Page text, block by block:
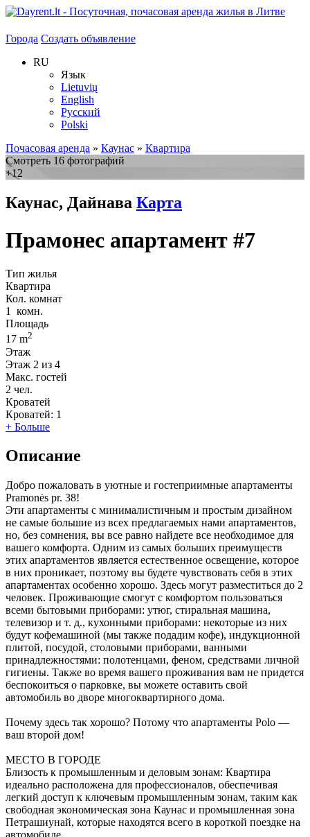
Города Создать объявление
RU
Язык
Lietuvių
English
Русский
Polski
Почасовая аренда » Каунас » Квартира
Смотреть 16 фотографий
+12
Каунас, Дайнава Карта
Прамонес апартамент #7
Тип жилья
Квартира
Кол. комнат
1
комн.
Площадь
17 m2
Этаж
Этаж 2 из 4
Макс. гостей
2 чел.
Кроватей
Кроватей: 1
+ Больше
Описание
Добро пожаловать в уютные и гостеприимные апартаменты
Pramonės pr. 38!
Эти апартаменты с минималистичным и простым дизайном
не самые большие из всех предлагаемых нами апартаментов,
но, без сомнения, вы все равно найдете все необходимое для
вашего комфорта. Одним из самых больших преимуществ
этих апартаментов является естественное освещение, которое
в них проникает, поэтому вы будете чувствовать себя в этих
апартаментах особенно хорошо. Здесь могут разместиться до 2
человек. Проживающие смогут с комфортом пользоваться
всеми бытовыми приборами: утюг, стиральная машина,
телевизор и т. д., кухонными приборами: некоторые из них
будут кофемашиной (мы также подадим кофе), индукционной
плитой, посудой, столовыми приборами, ванными
принадлежностями: полотенцами, феном, средствами личной
гигиены. Также во время вашего проживания вам не придется
беспокоиться о парковке, вы можете оставить свой
автомобиль во дворе многоквартирного дома.
Почему здесь так хорошо? Потому что апартаменты Polo —
ваш второй дом!
МЕСТО В ГОРОДЕ
Близость к промышленным и деловым зонам: Квартира
идеально расположена для профессионалов, обеспечивая
легкий доступ к ключевым промышленным зонам, таким как
свободная экономическая зона Каунас и промышленная зона
Петрашиунай, которые находятся всего в короткой поездке на